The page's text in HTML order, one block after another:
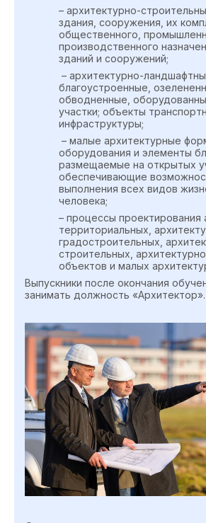
– архитектурно-
здания, сооружения, их
общественного,
производственного
зданий и сооружений;
– архитектурно-
благоустроенные,
обводненные,
участки; объекты
инфраструктуры;
– малые архитектурные
оборудования и элементы
размещаемые на открытых
обеспечивающие
выполнения всех видов
человека;
– процессы проектирования
территориальных,
градостроительных,
строительных,
объектов и малых
Выпускники после окончания
занимать должность «Архитектор».